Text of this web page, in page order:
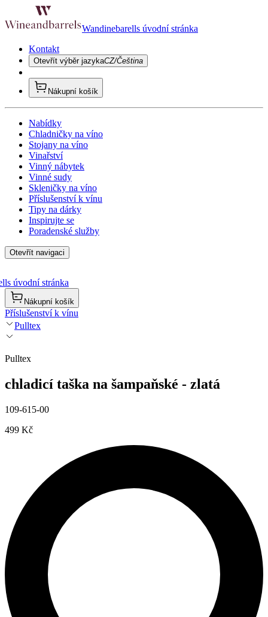
Wandinebarells úvodní stránka
Kontakt
Otevřít výběr jazykaCZ/Čeština
Nákupní košík
Nabídky
Chladničky na víno
Stojany na víno
Vinařství
Vinný nábytek
Vinné sudy
Skleničky na víno
Příslušenství k vínu
Tipy na dárky
Inspirujte se
Poradenské služby
Otevřít navigaci
úvodní stránka
Nákupní košík
Příslušenství k vínu
Pulltex
Pulltex
chladicí taška na šampaňské - zlatá
109-615-00
499 Kč